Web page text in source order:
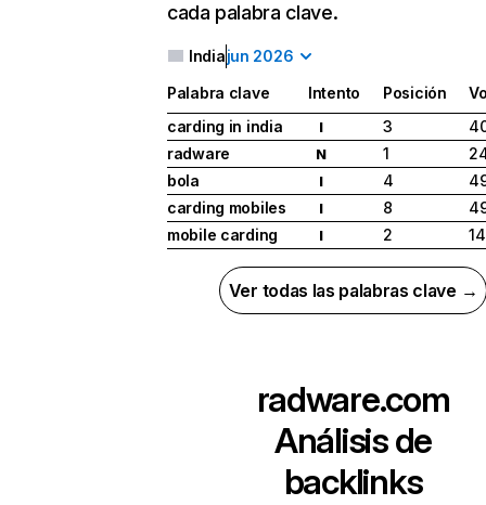
cada palabra clave.
Indiajun 2026
Palabra clave Intento Posición
carding in india
I 3
radware
N 1
bola
I 4
carding mobiles
I 8
mobile carding
I 2
Ver todas las palabras clave →
radware.com
Análisis de
backlinks